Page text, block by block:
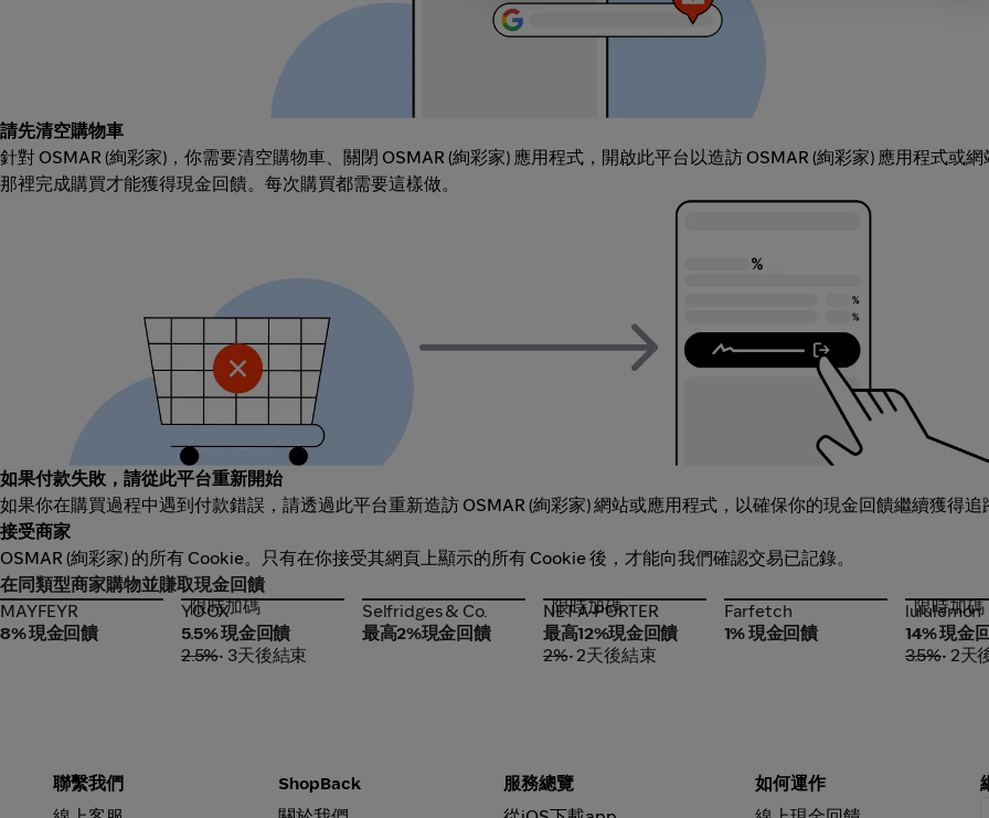
請先清空購物車
針對 OSMAR (絢彩家)，你需要清空購物車、關閉 OSMAR (絢彩家) 應用程式，開啟此平台以造訪 OSMAR (絢彩家) 應用程式或
那裡完成購買才能獲得現金回饋。每次購買都需要這樣做。
如果付款失敗，請從此平台重新開始
如果你在購買過程中遇到付款錯誤，請透過此平台重新造訪 OSMAR (絢彩家) 網站或應用程式，以確保你的現金回饋繼續獲得追
接受商家
OSMAR (絢彩家) 的所有 Cookie。只有在你接受其網頁上顯示的所有 Cookie 後，才能向我們確認交易已記錄。
在同類型商家購物並賺取現金回饋
MAYFEYR
MAYFEYR
8% 現金回饋
YOOX
限時加碼
YOOX
5.5% 現金回饋
2.5%• 3天後結束
Selfridges & Co.
Selfridges & Co.
最高2%現金回饋
NET-A-PORTER
限時加碼
NET-A-PORTER
最高12%現金回饋
2%• 2天後結束
Farfetch
Farfetch
1% 現金回饋
lululemon
限時加碼
lululemon
14% 現金
3.5%• 2天
聯繫我們
ShopBack
服務總覽
如何運作